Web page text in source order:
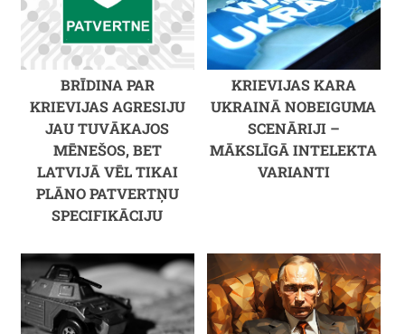
BRĪDINA PAR
KRIEVIJAS AGRESIJU
JAU TUVĀKAJOS
MĒNEŠOS, BET
LATVIJĀ VĒL TIKAI
PLĀNO PATVERTŅU
SPECIFIKĀCIJU
KRIEVIJAS KARA
UKRAINĀ NOBEIGUMA
SCENĀRIJI –
MĀKSLĪGĀ INTELEKTA
VARIANTI